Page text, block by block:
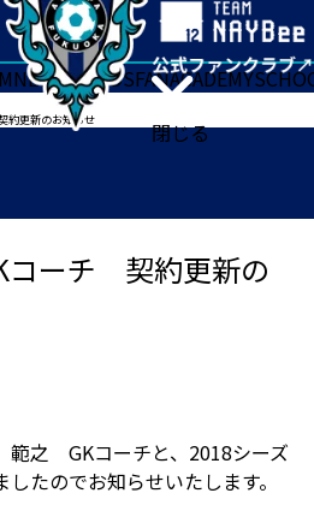
閉じる
NEWSGOODSFANACADEMY
更新のお知らせ
ーチ 契約更新の
之 GKコーチと、2018シーズ
たのでお知らせいたします。